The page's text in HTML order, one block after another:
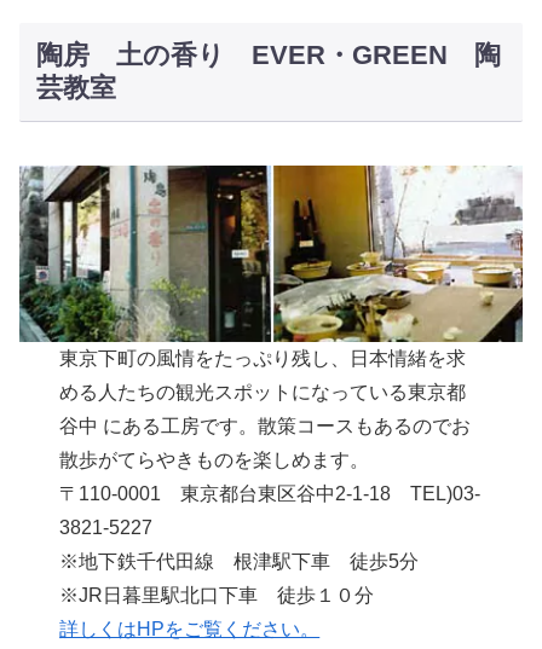
陶房 土の香り EVER・GREEN 陶
芸教室
東京下町の風情をたっぷり残し、日本情緒を求
める人たちの観光スポットになっている東京都
谷中 にある工房です。散策コースもあるのでお
散歩がてらやきものを楽しめます。
〒110-0001 東京都台東区谷中2-1-18 TEL)03-
3821-5227
※地下鉄千代田線 根津駅下車 徒歩5分
※JR日暮里駅北口下車 徒歩１０分
詳しくはHPをご覧ください。